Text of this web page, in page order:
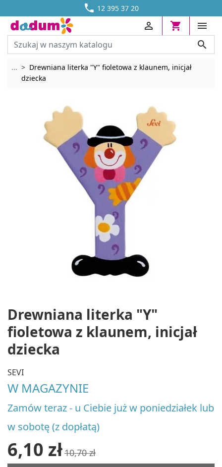
 12 395 37 20
DOSTAWA OD 13,70 ZŁ





... Rozwiń breadcrumbs
Drewniana literka "Y" fioletowa z klaunem, inicjał
dziecka
Drewniana literka "Y"
fioletowa z klaunem, inicjał
dziecka
SEVI
W MAGAZYNIE
Zamów teraz - u Ciebie już w poniedziałek lub
w sobotę (z dopłatą)
6,10 zł10,70 zł